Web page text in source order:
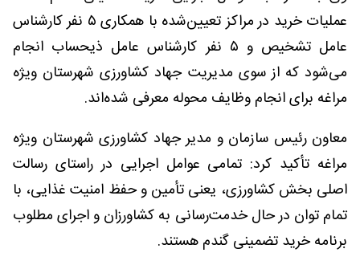
عملیات خرید در مراکز تعیین‌شده با همکاری ۵ نفر کارشناس
عامل تشخیص و ۵ نفر کارشناس عامل ذیحساب انجام
می‌شود که از سوی مدیریت جهاد کشاورزی شهرستان ویژه
مراغه برای انجام وظایف محوله معرفی شده‌اند.
معاون رئیس سازمان و مدیر جهاد کشاورزی شهرستان ویژه
مراغه تأکید کرد: تمامی عوامل اجرایی در راستای رسالت
اصلی بخش کشاورزی، یعنی تأمین و حفظ امنیت غذایی، با
تمام توان در حال خدمت‌رسانی به کشاورزان و اجرای مطلوب
برنامه خرید تضمینی گندم هستند.